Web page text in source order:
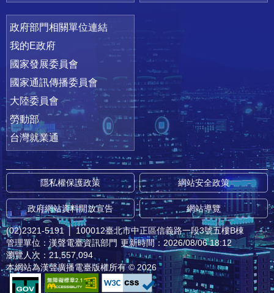
政府部門相關單位連結
我的E政府
國家發展委員會
國家通訊傳播委員會
大陸委員會
勞動部
台灣就業通
隱私權保護政策 網站安全政策
政府網站資料開放宣告 網站導覽
(02)2321-5191 │ 100012臺北市中正區信義路一段3號五樓B棟
管理單位：漢聲電臺資訊部門 更新時間：2026/08/06 18:12
瀏覽人次：21,557,094
本網站為漢聲廣播電臺版權所有 © 2026